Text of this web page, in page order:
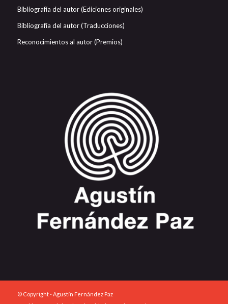
Bibliografía del autor (Ediciones originales)
Bibliografía del autor (Traducciones)
Reconocimientos al autor (Premios)
© Copyright - Agustín Fernández Paz